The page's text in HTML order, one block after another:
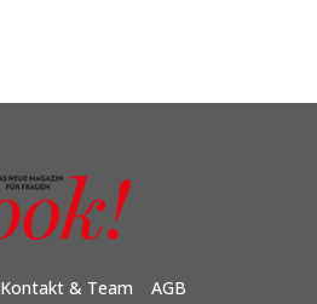
Kontakt & Team AGB